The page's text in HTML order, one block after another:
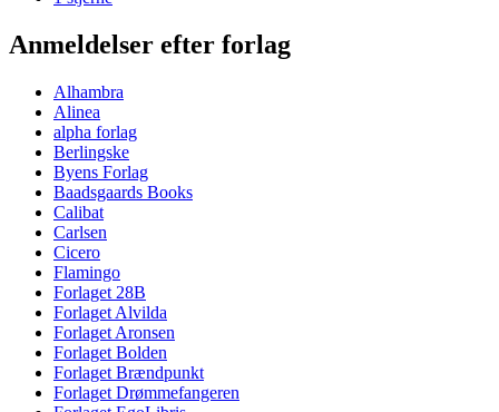
Anmeldelser efter forlag
Alhambra
Alinea
alpha forlag
Berlingske
Byens Forlag
Baadsgaards Books
Calibat
Carlsen
Cicero
Flamingo
Forlaget 28B
Forlaget Alvilda
Forlaget Aronsen
Forlaget Bolden
Forlaget Brændpunkt
Forlaget Drømmefangeren